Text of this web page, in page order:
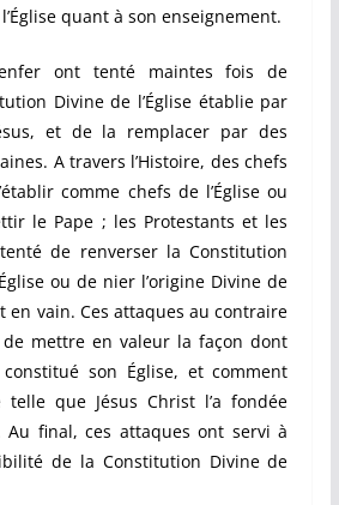
quant à son enseignement.
ont tenté maintes fois de
Divine de l’Église établie par
et de la remplacer par des
A travers l’Histoire, des chefs
comme chefs de l’Église ou
le Pape ; les Protestants et les
de renverser la Constitution
ou de nier l’origine Divine de
en vain. Ces attaques au contraire
de mettre en valeur la façon dont
son Église, et comment
telle que Jésus Christ l’a fondée
Au final, ces attaques ont servi à
de la Constitution Divine de